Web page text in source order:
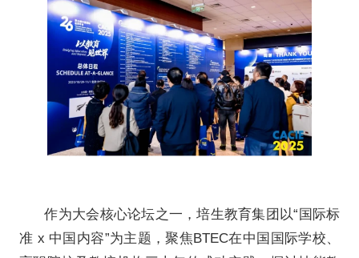
培生英国首席执行官兼培生英
海格 (Sharon
网龙网络公司副总裁、北京师